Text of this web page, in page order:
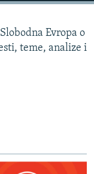
Evropa o
teme, analize i